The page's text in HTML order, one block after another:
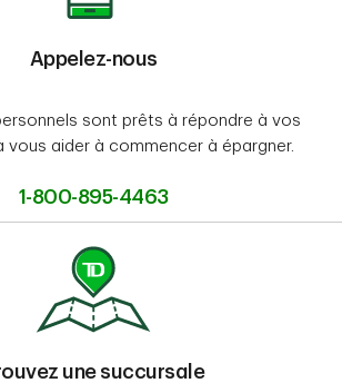
Appelez-nous
sont prêts à répondre à vos
vous aider à commencer à épargner.
1-800-895-4463
une succursale